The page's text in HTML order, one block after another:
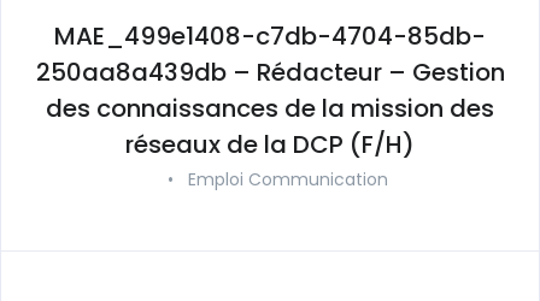
MAE_499e1408-c7db-4704-85db-
250aa8a439db – Rédacteur – Gestion
des connaissances de la mission des
réseaux de la DCP (F/H)
• Emploi Communication